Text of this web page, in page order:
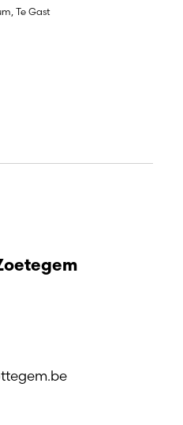
Te Gast